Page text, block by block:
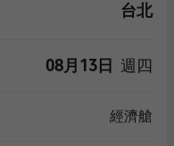
台北
08月13日 週四
經濟艙